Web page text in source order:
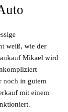
weiß, wie der
Mikael wird
noch in gutem
mit einem